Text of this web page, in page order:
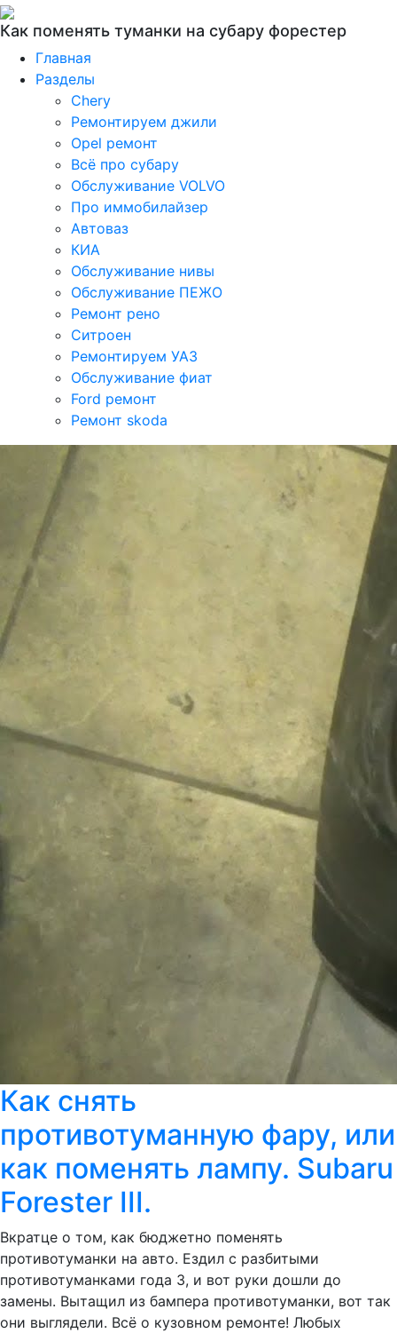
Как поменять туманки на субару форестер
Главная
Разделы
Chery
Ремонтируем джили
Opel ремонт
Всё про субару
Обслуживание VOLVO
Про иммобилайзер
Автоваз
КИА
Обслуживание нивы
Обслуживание ПЕЖО
Ремонт рено
Ситроен
Ремонтируем УАЗ
Обслуживание фиат
Ford ремонт
Ремонт skoda
Как снять
противотуманную фару, или
как поменять лампу. Subaru
Forester III.
Вкратце о том, как бюджетно поменять
противотуманки на авто. Ездил с разбитыми
противотуманками года 3, и вот руки дошли до
замены. Вытащил из бампера противотуманки, вот так
они выглядели. Всё о кузовном ремонте! Любых